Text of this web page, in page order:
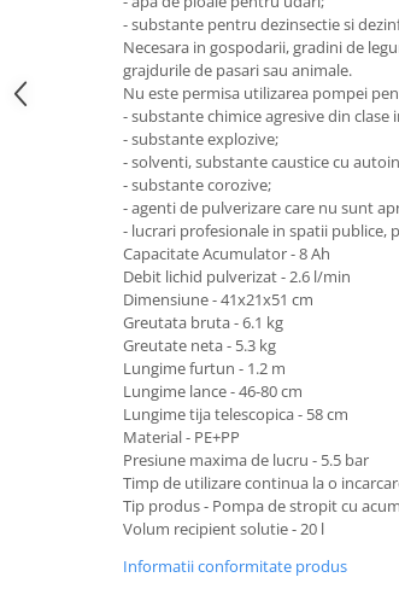
- substante pentru dezinsectie si
Necesara in gospodarii, gradini de
grajdurile de pasari sau animale.
Nu este permisa utilizarea pompei
- substante chimice agresive din clase
- substante explozive;
- solventi, substante caustice cu
- substante corozive;
- agenti de pulverizare care nu sunt
- lucrari profesionale in spatii publice,
Capacitate Acumulator - 8 Ah
Debit lichid pulverizat - 2.6 l/min
Dimensiune - 41x21x51 cm
Greutata bruta - 6.1 kg
Greutate neta - 5.3 kg
Lungime furtun - 1.2 m
Lungime lance - 46-80 cm
Lungime tija telescopica - 58 cm
Material - PE+PP
Presiune maxima de lucru - 5.5 bar
Timp de utilizare continua la o
Tip produs - Pompa de stropit cu
Volum recipient solutie - 20 l
Informatii conformitate produs